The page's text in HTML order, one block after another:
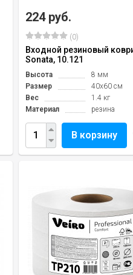
224 руб.
(0)
Входной резиновый
Sonata, 10.121
Высота
8 мм
Размер
40х60 см
Вес
1.4 кг
Материал
резина
В корзину